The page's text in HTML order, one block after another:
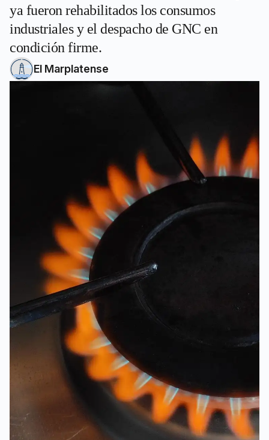
ya fueron rehabilitados los consumos
industriales y el despacho de GNC en
condición firme.
El Marplatense